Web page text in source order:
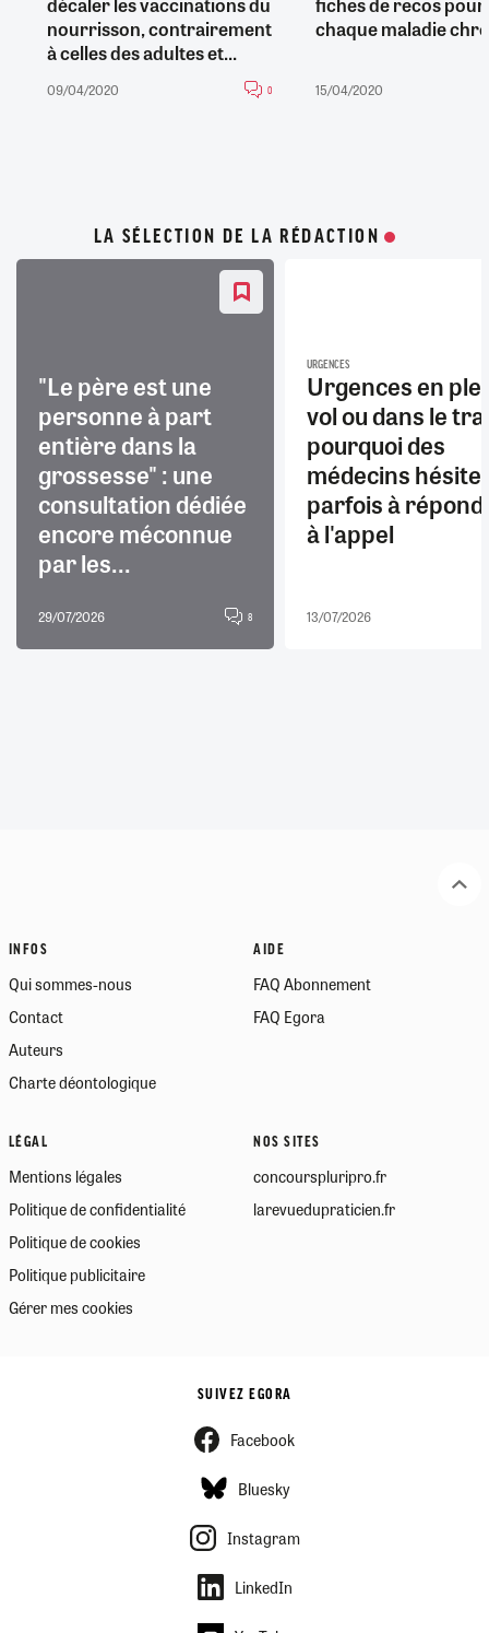
nourrisson, contrairement
à celles des adultes et...
09/04/2020 0
chaque maladie
15/04/2020
LA SÉLECTION DE LA RÉDACTION
"Le père est une
personne à part
entière dans la
grossesse" : une
consultation dédiée
encore méconnue
par les...
29/07/2026 8
URGENCES
Urgences en
vol ou dans le
pourquoi des
médecins
parfois à
à l'appel
13/07/2026
INFOS
Qui sommes-nous
Contact
Auteurs
Charte déontologique
AIDE
FAQ Abonnement
FAQ Egora
LÉGAL
Mentions légales
Politique de confidentialité
Politique de cookies
Politique publicitaire
Gérer mes cookies
NOS SITES
concourspluripro.fr
larevuedupraticien.fr
SUIVEZ EGORA
Facebook
Bluesky
Instagram
LinkedIn